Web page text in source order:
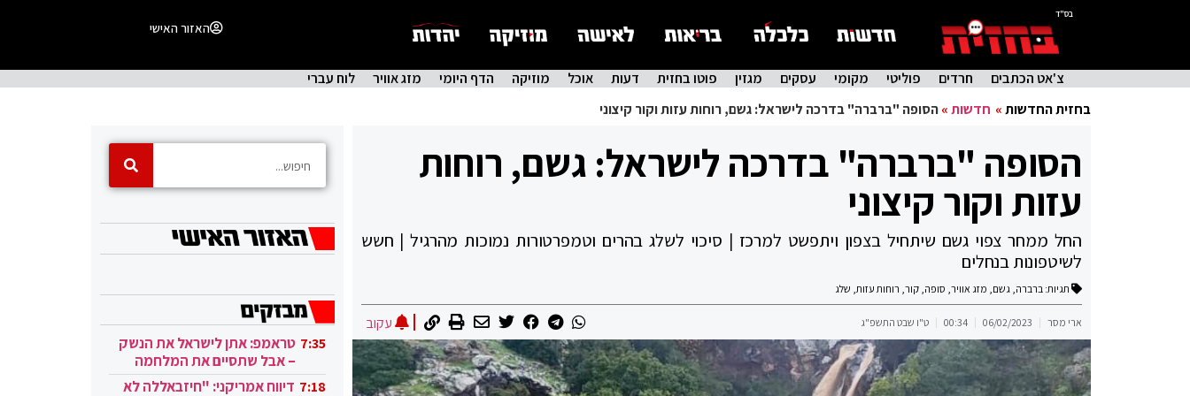
בס"ד
האזור האישי
צ'אט הכתבים חרדים פוליטי מקומי עסקים מגזין פוטו בחזית דעות אוכל מוזיקה הדף היומי מזג אוויר
לוח עברי
בחזית החדשות» חדשות»הסופה "ברברה" בדרכה לישראל: גשם, רוחות עזות וקור קיצוני
הסופה "ברברה" בדרכה לישראל: גשם, רוחות
עזות וקור קיצוני
החל ממחר צפוי גשם שיתחיל בצפון ויתפשט למרכז | סיכוי לשלג בהרים וטמפרטורות נמוכות מהרגיל | חשש
לשיטפונות בנחלים
תגיות: ברברה, גשם, מזג אוויר, סופה, קור, רוחות עזות, שלג
ארי מסר 06/02/2023
00:34 ט"ו שבט התשפ"ג
עקוב
7:35 טראמפ: אתן לישראל את הנשק
– אבל שתסיים את המלחמה
בעזה 7:18 דיווח אמריקני: "חיזבאללה לא